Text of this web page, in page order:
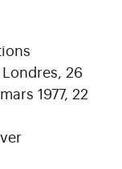
Londres, 26
1977, 22